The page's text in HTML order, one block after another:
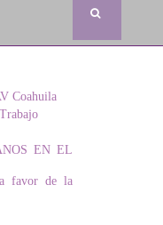
Coahuila
EN EL
a favor de la